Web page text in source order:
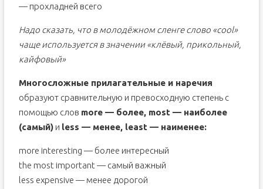
— прохладней всего
Надо сказать, что в молодёжном сленге слово «cool»
чаще используется в значении «клёвый, прикольный,
кайфовый»
Многосложные прилагательные и наречия
образуют сравнительную и превосходную степень с
помощью слов more — более, most — наиболее
(самый)и less — менее, least — наименее:
more interesting — более интересный
the most important — самый важный
less expensive — менее дорогой